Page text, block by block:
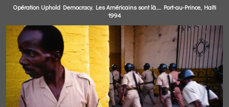
Opération Uphold Democracy. Les Américains sont là..... Port-au-Prince, Haïti
1994